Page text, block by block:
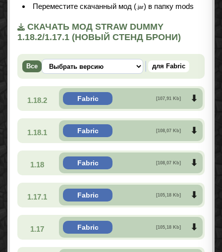
Переместите скачанный мод (.jar) в папку mods
СКАЧАТЬ МОД STRAW DUMMY
1.18.2/1.17.1 (НОВЫЙ СТЕНД БРОНИ)
Все для Fabric
1.18.2 Fabric [107,91 Kb]
1.18.1 Fabric [108,07 Kb]
1.18 Fabric [108,07 Kb]
1.17.1 Fabric [105,18 Kb]
1.17 Fabric [105,18 Kb]